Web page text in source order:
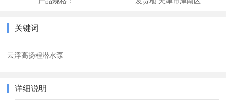
关键词
云浮高扬程潜水泵
详细说明